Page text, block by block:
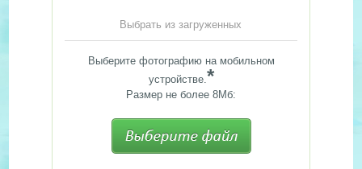
Выбрать из загруженных
Выберите фотографию на мобильном
устройстве.*
Размер не более 8Мб: